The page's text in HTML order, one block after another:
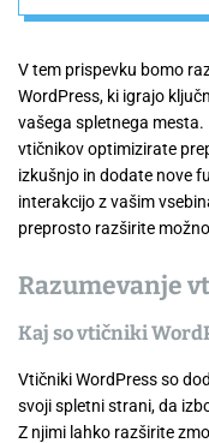
V tem prispevku bomo
WordPress, ki igrajo
vašega spletnega mesta.
vtičnikov optimizirate
izkušnjo in dodate nove
interakcijo z vašim
preprosto razširite
Razumevanje
Kaj so vtičniki
Vtičniki WordPress so
svoji spletni strani, da
Z njimi lahko razširite